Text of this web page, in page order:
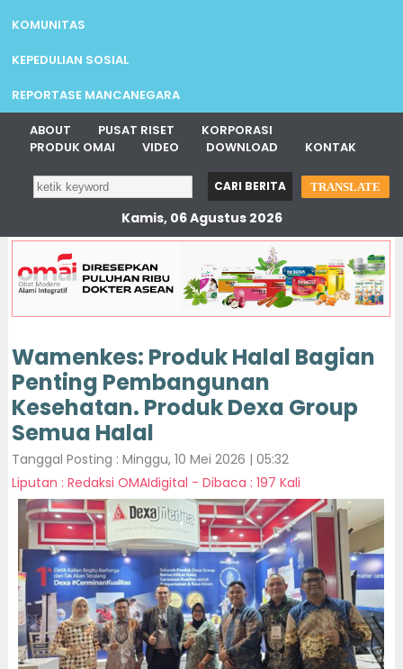
KOMUNITAS
KEPEDULIAN SOSIAL
REPORTASE MANCANEGARA
ABOUT PUSAT RISET
KORPORASI
PRODUK OMAI
VIDEO DOWNLOAD KONTAK
TRANSLATE
Kamis, 06 Agustus 2026
Wamenkes: Produk Halal Bagian
Penting Pembangunan
Kesehatan. Produk Dexa Group
Semua Halal
Tanggal Posting : Minggu, 10 Mei 2026 | 05:32
Liputan : Redaksi OMAIdigital - Dibaca : 197 Kali